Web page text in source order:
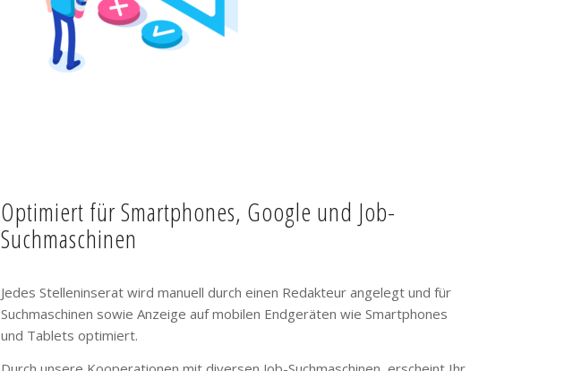
Optimiert für Smartphones, Google und Job-
Suchmaschinen
Jedes Stelleninserat wird manuell durch einen Redakteur angelegt und für
Suchmaschinen sowie Anzeige auf mobilen Endgeräten wie Smartphones
und Tablets optimiert.